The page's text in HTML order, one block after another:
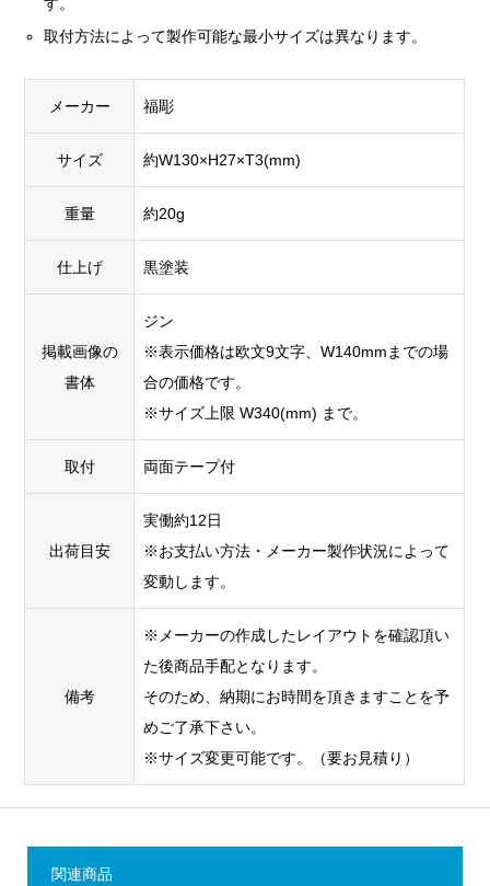
取付方法によって製作可能な最小サイズは異なります。
メーカー 福彫
サイズ 約W130×H27×T3(mm)
重量 約20g
仕上げ 黒塗装
掲載画像の
書体
ジン
※表示価格は欧文9文字、W140mmまでの場
合の価格です。
※サイズ上限 W340(mm) まで。
取付 両面テープ付
出荷目安
実働約12日
※お支払い方法・メーカー製作状況によって
変動します。
備考
※メーカーの作成したレイアウトを確認頂い
た後商品手配となります。
そのため、納期にお時間を頂きますことを予
めご了承下さい。
※サイズ変更可能です。（要お見積り）
関連商品